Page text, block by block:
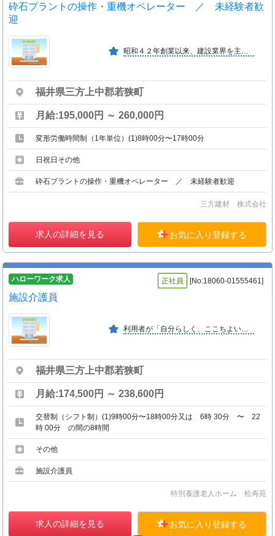
砕石プラントの操作・重機オペレーター ／ 未経験者歓
迎
福井県三方上中郡若狭町
月給:195,000円 ～ 260,000円
変形労働時間制（1年単位）(1)8時00分〜17時00分
日祝日その他
砕石プラントの操作・重機オペレーター ／ 未経験者歓迎
三方建材 株式会社
求人の詳細を見る お気に入り登録する
ハローワーク求人 正社員 [No:18060-01555461]
施設介護員
利用者が「自分らしく、ここちよい生活」を送っていただけるよう、利用者・家族とコミュニケーションをとりながら介護に努めています。
福井県三方上中郡若狭町
月給:174,500円 ～ 238,600円
交替制（シフト制）(1)9時00分〜18時00分又は 6時 30分 〜 22
時 00分 の間の8時間
その他
施設介護員
特別養護老人ホーム 松寿苑
求人の詳細を見る お気に入り登録する